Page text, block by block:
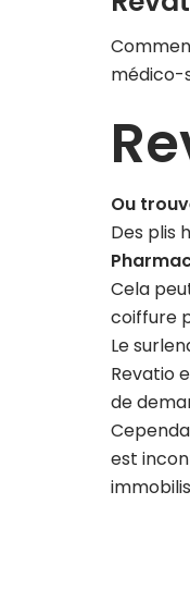
médico-
Ou
Des plis
Cela
coiffure
Le
Revatio
de
est